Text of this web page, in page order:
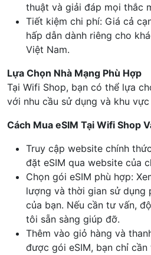
thuật và giải đáp mọi thắc
Tiết kiệm chi phí: Giá cả
hấp dẫn dành riêng cho
Việt Nam.
Lựa Chọn Nhà Mạng Phù Hợp
Tại Wifi Shop, bạn có thể lựa
với nhu cầu sử dụng và khu
Cách Mua eSIM Tại Wifi Shop
Truy cập website chính
đặt eSIM qua website của
Chọn gói eSIM phù hợp:
lượng và thời gian sử dụng
của bạn. Nếu cần tư vấn,
tôi sẵn sàng giúp đỡ.
Thêm vào giỏ hàng và
được gói eSIM, bạn chỉ